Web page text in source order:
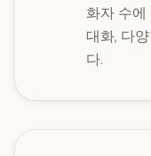
화자 수에
대화, 다
다.